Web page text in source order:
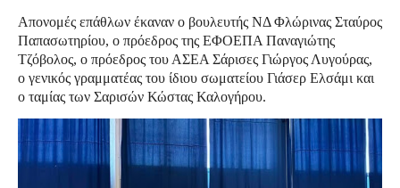
Απονομές επάθλων έκαναν ο βουλευτής ΝΔ Φλώρινας Σταύρος
Παπασωτηρίου, ο πρόεδρος της ΕΦΟΕΠΑ Παναγιώτης
Τζόβολος, ο πρόεδρος του ΑΣΕΑ Σάρισες Γιώργος Λυγούρας,
ο γενικός γραμματέας του ίδιου σωματείου Γιάσερ Ελσάμι και
ο ταμίας των Σαρισών Κώστας Καλογήρου.